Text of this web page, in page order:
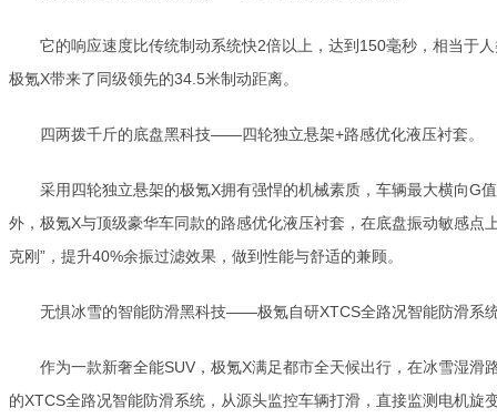
它的响应速度比传统制动系统快2倍以上，达到150毫秒，相当于
极氪X带来了同级领先的34.5米制动距离。
四两拨千斤的底盘黑科技——四轮独立悬架+路感优化液压衬套。
采用四轮独立悬架的极氪X拥有强悍的机械素质，车辆最大横向G
外，极氪X与顶级豪华车同款的路感优化液压衬套，在底盘振动敏感点
克刚”，提升40%余振过滤效果，做到性能与舒适的兼顾。
无惧冰雪的智能防滑黑科技——极氪自研XTCS全路况智能防滑系
作为一款新奢全能SUV，极氪X满足都市全天候出行，在冰雪湿滑
的XTCS全路况智能防滑系统，从源头监控车辆打滑，直接监测电机旋